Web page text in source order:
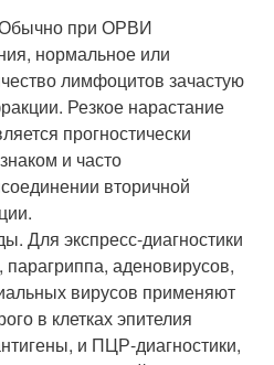
при ОРВИ
нормальное или
лимфоцитов зачастую
Резкое нарастание
прогностически
и часто
вторичной
Для экспресс-диагностики
аденовирусов,
вирусов применяют
в клетках эпителия
и ПЦР-диагностики,